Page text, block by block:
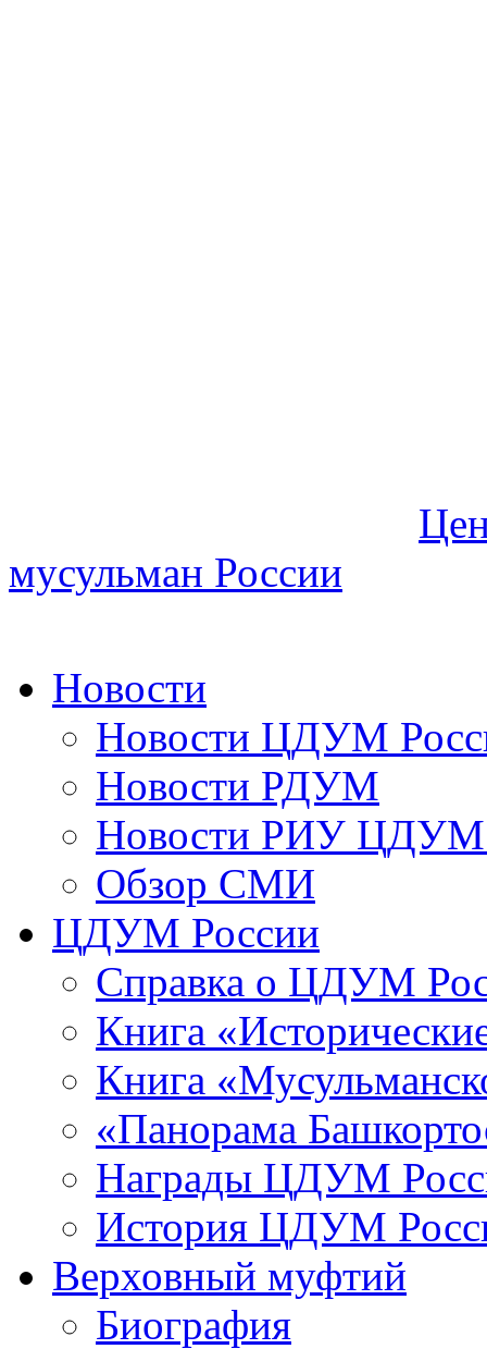
мусульман России
Новости
Новости ЦДУМ
Новости РДУМ
Новости РИУ ЦДУМ
Обзор СМИ
ЦДУМ России
Справка о ЦДУМ
Книга
Книга
«Панорама
Награды ЦДУМ
История ЦДУМ
Верховный муфтий
Биография